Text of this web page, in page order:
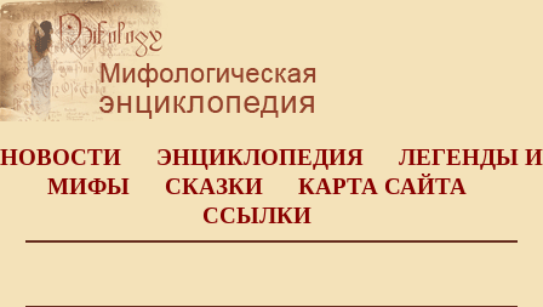
НОВОСТИ ЭНЦИКЛОПЕДИЯ
ЛЕГЕНДЫ И
МИФЫ
СКАЗКИ
КАРТА САЙТА
ССЫЛКИ